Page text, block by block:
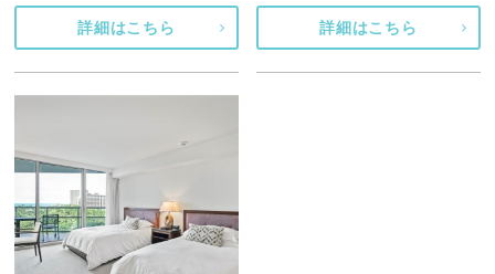
詳細はこちら 詳細はこちら